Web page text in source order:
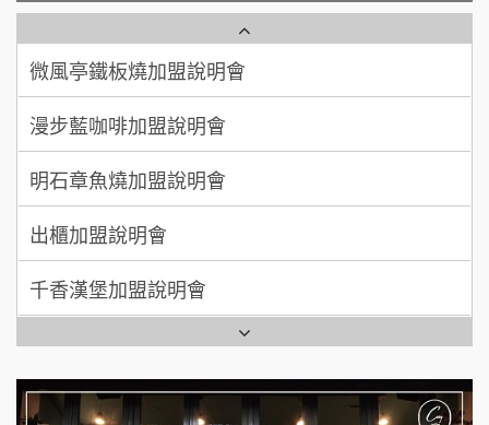
廖 先生/小姐 高雄市
加盟預算
【曉妍美妝】誠徵行政櫃檯
自助洗衣店誠徵代洗收送人員(台中市)
MUSHEN徵SPA美容芳療師
日十。早午食加盟說明會
拾鑶火鍋加盟說明會
全家加盟說明會
台灣G湯加盟說明會
彭富貴加盟說明會
微風亭鐵板燒加盟說明會
漫步藍咖啡加盟說明會
明石章魚燒加盟說明會
出櫃加盟說明會
千香漢堡加盟說明會
七盞茶加盟說明會
拉亞漢堡加盟說明會
杜芳子古味茶鋪加盟說明會